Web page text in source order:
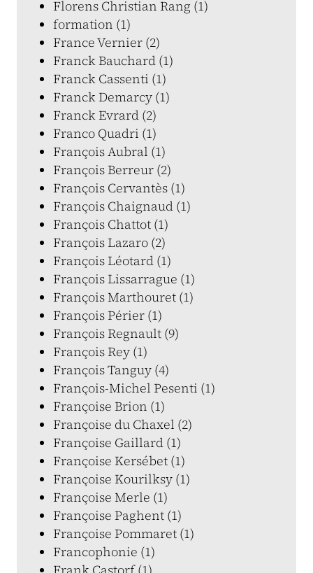
Florens Christian Rang (1)
formation (1)
France Vernier (2)
Franck Bauchard (1)
Franck Cassenti (1)
Franck Demarcy (1)
Franck Evrard (2)
Franco Quadri (1)
François Aubral (1)
François Berreur (2)
François Cervantès (1)
François Chaignaud (1)
François Chattot (1)
François Lazaro (2)
François Léotard (1)
François Lissarrague (1)
François Marthouret (1)
François Périer (1)
François Regnault (9)
François Rey (1)
François Tanguy (4)
François-Michel Pesenti (1)
Françoise Brion (1)
Françoise du Chaxel (2)
Françoise Gaillard (1)
Françoise Kersébet (1)
Françoise Kourilksy (1)
Françoise Merle (1)
Françoise Paghent (1)
Françoise Pommaret (1)
Francophonie (1)